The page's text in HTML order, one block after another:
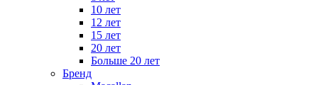
10 лет
12 лет
15 лет
20 лет
Больше 20 лет
Бренд